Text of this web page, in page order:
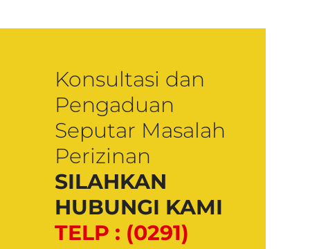
Konsultasi dan
Pengaduan
Seputar Masalah
Perizinan
SILAHKAN
HUBUNGI KAMI
TELP : (0291)